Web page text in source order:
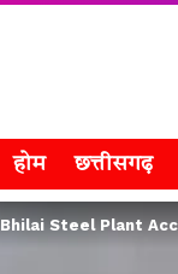
होम छत्तीसगढ़
Bhilai Steel Plant